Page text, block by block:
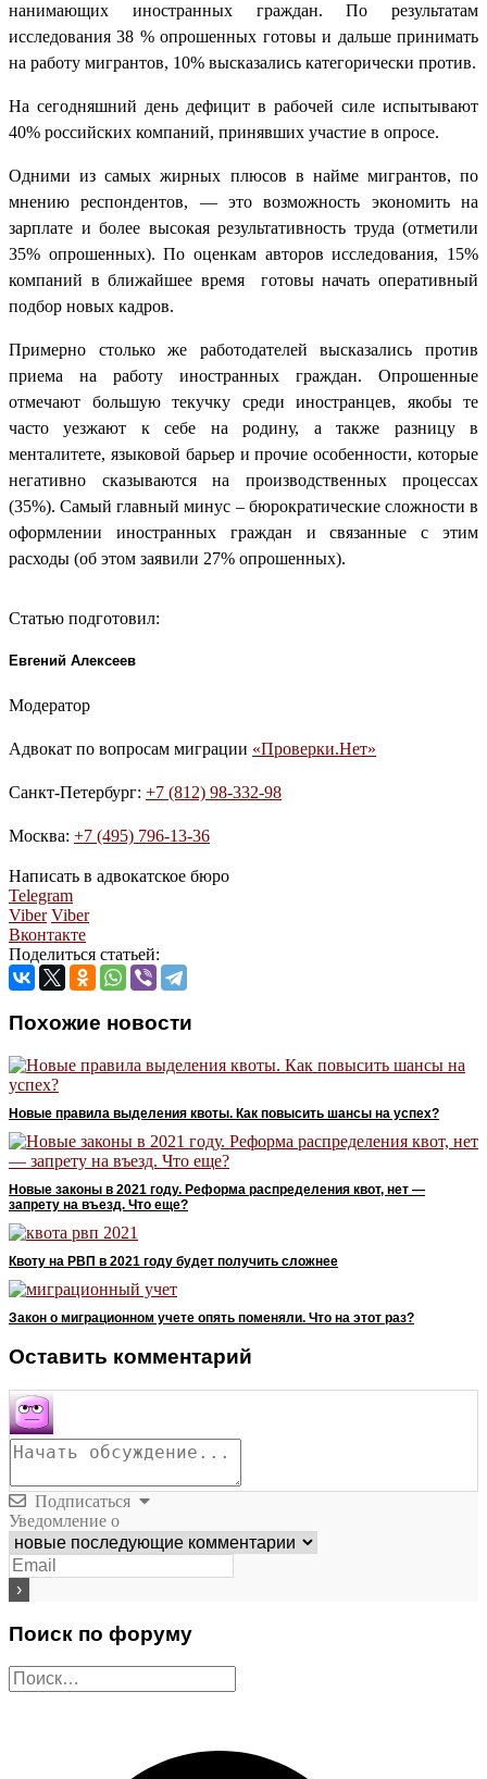
нанимающих иностранных граждан. По результатам
исследования 38 % опрошенных готовы и дальше принимать
на работу мигрантов, 10% высказались категорически против.
На сегодняшний день дефицит в рабочей силе испытывают
40% российских компаний, принявших участие в опросе.
Одними из самых жирных плюсов в найме мигрантов, по
мнению респондентов, — это возможность экономить на
зарплате и более высокая результативность труда (отметили
35% опрошенных). По оценкам авторов исследования, 15%
компаний в ближайшее время готовы начать оперативный
подбор новых кадров.
Примерно столько же работодателей высказались против
приема на работу иностранных граждан. Опрошенные
отмечают большую текучку среди иностранцев, якобы те
часто уезжают к себе на родину, а также разницу в
менталитете, языковой барьер и прочие особенности, которые
негативно сказываются на производственных процессах
(35%). Самый главный минус – бюрократические сложности в
оформлении иностранных граждан и связанные с этим
расходы (об этом заявили 27% опрошенных).
Статью подготовил:
Евгений Алексеев
Модератор
Адвокат по вопросам миграции «Проверки.Нет»
Санкт-Петербург: +7 (812) 98-332-98
Москва: +7 (495) 796-13-36
Написать в адвокатское бюро
Telegram
Viber Viber
Вконтакте
Поделиться статьей:
Похожие новости
Новые правила выделения квоты. Как повысить шансы на успех?
Новые законы в 2021 году. Реформа распределения квот, нет —
запрету на въезд. Что еще?
Квоту на РВП в 2021 году будет получить сложнее
Закон о миграционном учете опять поменяли. Что на этот раз?
Оставить комментарий
Подписаться
Уведомление о
Поиск по форуму